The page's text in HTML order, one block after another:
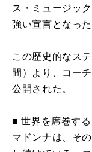
ス・ミュージッ
強い宣言となった
この歴史的なス
間）より、コー
公開された。
■ 世界を席巻す
マドンナは、そ